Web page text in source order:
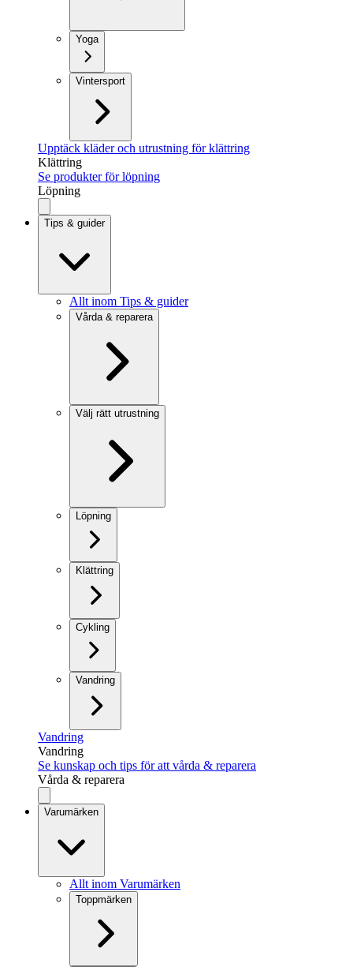
Yoga
Vintersport
Upptäck kläder och utrustning för klättring
Klättring
Se produkter för löpning
Löpning
Tips & guider
Allt inom Tips & guider
Vårda & reparera
Välj rätt utrustning
Löpning
Klättring
Cykling
Vandring
Vandring
Vandring
Se kunskap och tips för att vårda & reparera
Vårda & reparera
Varumärken
Allt inom Varumärken
Toppmärken